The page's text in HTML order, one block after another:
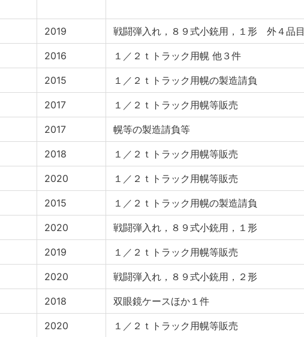
2019 戦闘弾入れ，８９式小銃用，１形 外４品目
2016 １／２ｔトラック用幌 他３件
2015 １／２ｔトラック用幌の製造請負
2017 １／２ｔトラック用幌等販売
2017 幌等の製造請負等
2018 １／２ｔトラック用幌等販売
2020 １／２ｔトラック用幌等販売
2015 １／２ｔトラック用幌の製造請負
2020 戦闘弾入れ，８９式小銃用，１形
2019 １／２ｔトラック用幌等販売
2020 戦闘弾入れ，８９式小銃用，２形
2018 双眼鏡ケースほか１件
2020 １／２ｔトラック用幌等販売